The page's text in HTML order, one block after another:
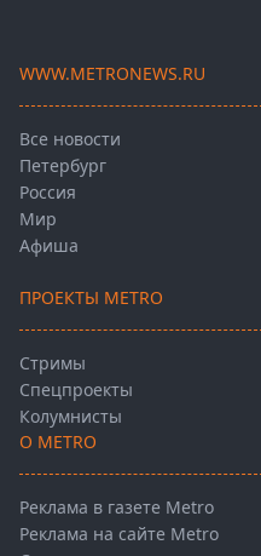
WWW.METRONEWS.RU
Все новости
Петербург
Россия
Мир
Афиша
ПРОЕКТЫ METRO
Стримы
Спецпроекты
Колумнисты
О METRO
Реклама в газете Metro
Реклама на сайте Metro